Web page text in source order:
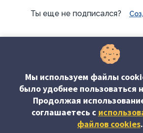
Ты еще не подписался?
Мы используем файлы
было удобнее пользоваться
Продолжая
соглашаетесь c
файлов cookies.